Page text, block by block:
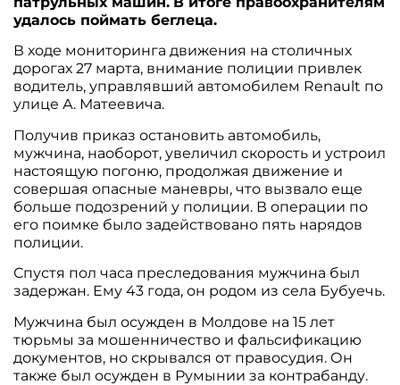
удалось поймать беглеца.
В ходе мониторинга движения на столичных
дорогах 27 марта, внимание полиции привлек
водитель, управлявший автомобилем Renault по
улице А. Матеевича.
Получив приказ остановить автомобиль,
мужчина, наоборот, увеличил скорость и устроил
настоящую погоню, продолжая движение и
совершая опасные маневры, что вызвало еще
больше подозрений у полиции. В операции по
его поимке было задействовано пять нарядов
полиции.
Спустя пол часа преследования мужчина был
задержан. Ему 43 года, он родом из села Бубуечь.
Мужчина был осужден в Молдове на 15 лет
тюрьмы за мошенничество и фальсификацию
документов, но скрывался от правосудия. Он
также был осужден в Румынии за контрабанду.